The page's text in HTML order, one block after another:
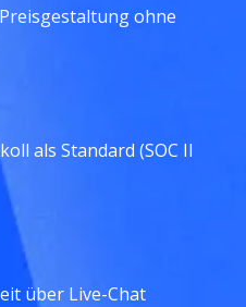
ohne
als Standard (SOC II
über Live-Chat